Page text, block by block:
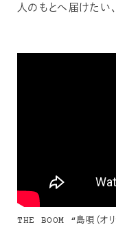
人のもとへ届けたい
THE BOOM “島唄（オリ